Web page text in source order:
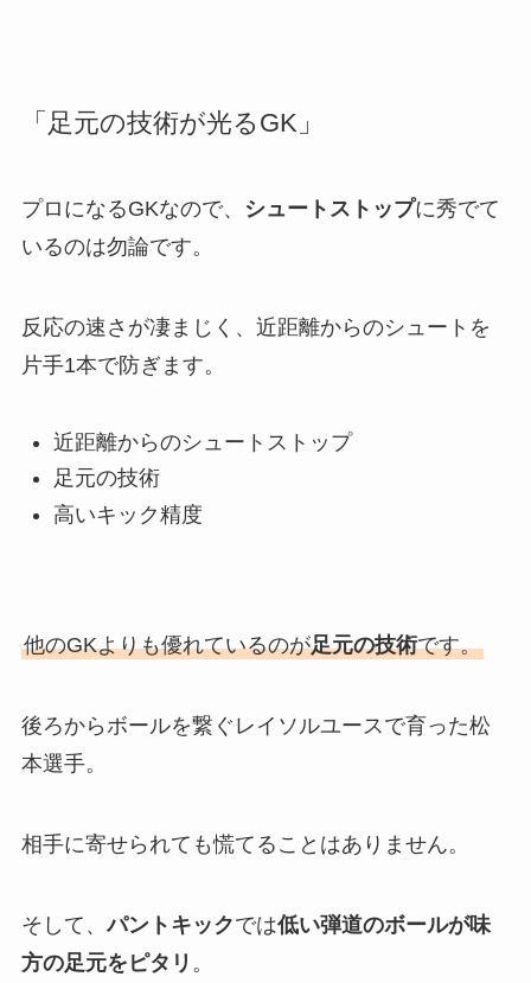
「足元の技術が光るGK」
プロになるGKなので、 シュートストップに秀でて
いるのは勿論です。
反応の速さが凄まじく、近距離からのシュートを
片手1本で防ぎます。
近距離からのシュートストップ
足元の技術
高いキック精度
他のGKよりも優れているのが足元の技術です。
後ろからボールを繋ぐレイソルユースで育った松
本選手。
相手に寄せられても慌てることはありません。
そして、パントキックでは低い弾道のボールが味
方の足元をピタリ 。